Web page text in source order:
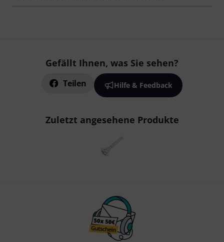
Gefällt Ihnen, was Sie sehen?
Teilen Hilfe & Feedback
Zuletzt angesehene Produkte